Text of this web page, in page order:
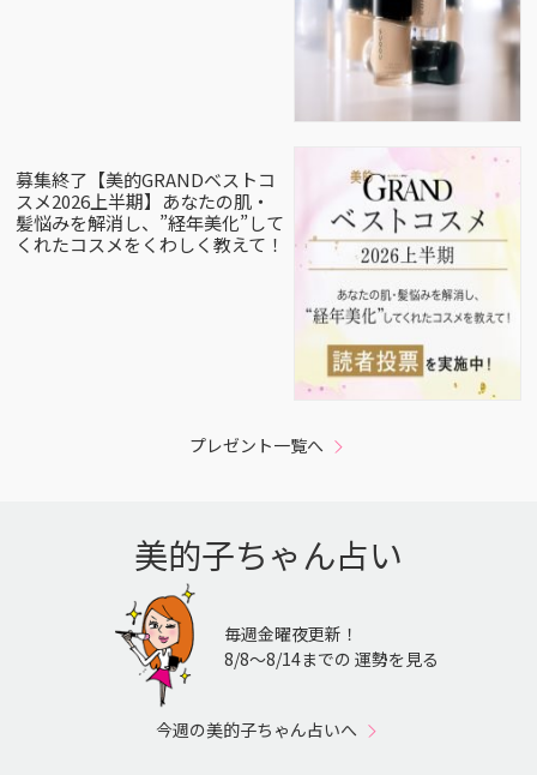
募集終了【美的GRANDベストコ
スメ2026上半期】あなたの肌・
髪悩みを解消し、”経年美化”して
くれたコスメをくわしく教えて！
プレゼント一覧へ
美的子ちゃん占い
毎週金曜夜更新！
8/8〜8/14までの 運勢を見る
今週の美的子ちゃん占いへ